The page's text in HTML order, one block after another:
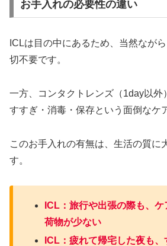
お手入れの必要性の違い
ICLは目の中にあるため、当然なが
切不要です。
一方、コンタクトレンズ（1day以外
すすぎ・消毒・保存という面倒なケ
このお手入れの有無は、生活の質に
す。
ICL：旅行や出張の際も、
荷物が少ない
ICL：疲れて帰宅した夜も